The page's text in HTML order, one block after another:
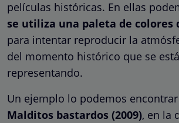
películas históricas. En ellas
se utiliza una paleta de colores
para intentar reproducir la
del momento histórico que se está
representando.
Un ejemplo lo podemos
Malditos bastardos (2009), en la